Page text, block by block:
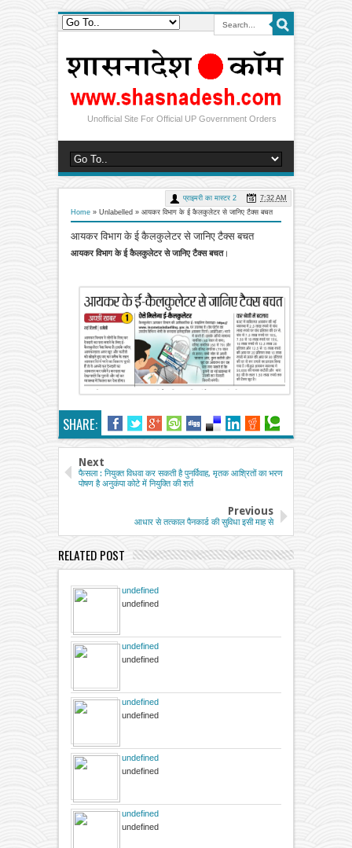
Unofficial Site For Official UP Government Orders
Home » Unlabelled » आयकर विभाग के ई कैलकुलेटर से जानिए टैक्स बचत
आयकर विभाग के ई कैलकुलेटर से जानिए टैक्स बचत
प्राइमरी का मास्टर 2 7:32 AM
आयकर विभाग के ई कैलकुलेटर से जानिए टैक्स बचत।
SHARE:
Next
फैसला : नियुक्त विधवा कर सकती है पुनर्विवाह, मृतक आश्रितों का भरण
पोषण है अनुकंपा कोटे में नियुक्ति की शर्त
Previous
आधार से तत्काल पैनकार्ड की सुविधा इसी माह से
RELATED POST
undefined
undefined
undefined
undefined
undefined
undefined
undefined
undefined
undefined
undefined